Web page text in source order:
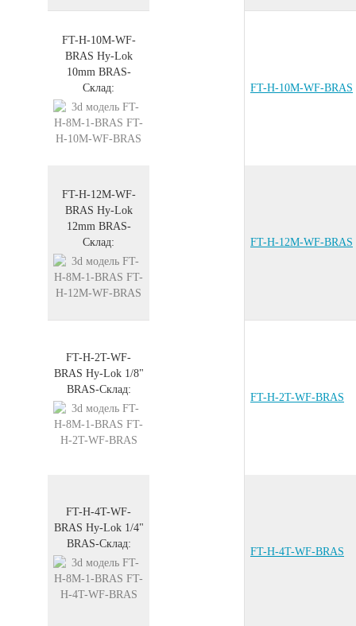
FT-H-10M-WF-
BRAS Hy-Lok
10mmBRAS-
Склад:
FT-H-10M-WF-BRAS
FT-H-12M-WF-
BRAS Hy-Lok
12mmBRAS-
Склад:
FT-H-12M-WF-BRAS
FT-H-2T-WF-
BRAS Hy-Lok 1/8"
BRAS-Склад:
FT-H-2T-WF-BRAS
FT-H-4T-WF-
BRAS Hy-Lok 1/4"
BRAS-Склад:
FT-H-4T-WF-BRAS